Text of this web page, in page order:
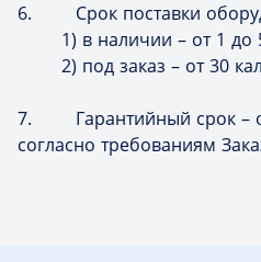
6. Срок поставки
1) в наличии – от 1 до
2) под заказ – от 30
7. Гарантийный срок –
согласно требованиям